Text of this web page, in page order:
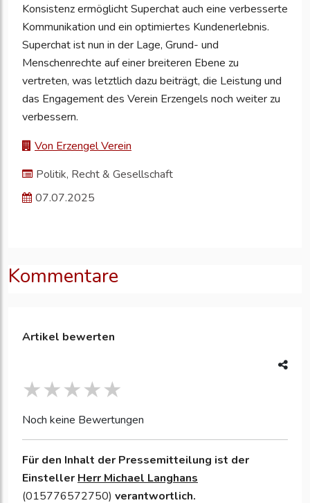
Konsistenz ermöglicht Superchat auch eine verbesserte
Kommunikation und ein optimiertes Kundenerlebnis.
Superchat ist nun in der Lage, Grund- und
Menschenrechte auf einer breiteren Ebene zu
vertreten, was letztlich dazu beiträgt, die Leistung und
das Engagement des Verein Erzengels noch weiter zu
verbessern.
Von Erzengel Verein
Politik, Recht & Gesellschaft
07.07.2025
Kommentare
Artikel bewerten
Noch keine Bewertungen
Für den Inhalt der Pressemitteilung ist der
Einsteller Herr Michael Langhans
(015776572750) verantwortlich.